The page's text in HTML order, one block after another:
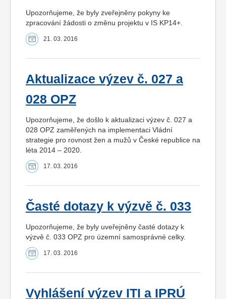
Upozorňujeme, že byly zveřejněny pokyny ke
zpracování žádosti o změnu projektu v IS KP14+.
21. 03. 2016
Aktualizace výzev č. 027 a
028 OPZ
Upozorňujeme, že došlo k aktualizaci výzev č. 027 a
028 OPZ zaměřených na implementaci Vládní
strategie pro rovnost žen a mužů v České republice na
léta 2014 – 2020.
17. 03. 2016
Časté dotazy k výzvě č. 033
Upozorňujeme, že byly uveřejněny časté dotazy k
výzvě č. 033 OPZ pro územní samosprávné celky.
17. 03. 2016
Vyhlášení výzev ITI a IPRÚ